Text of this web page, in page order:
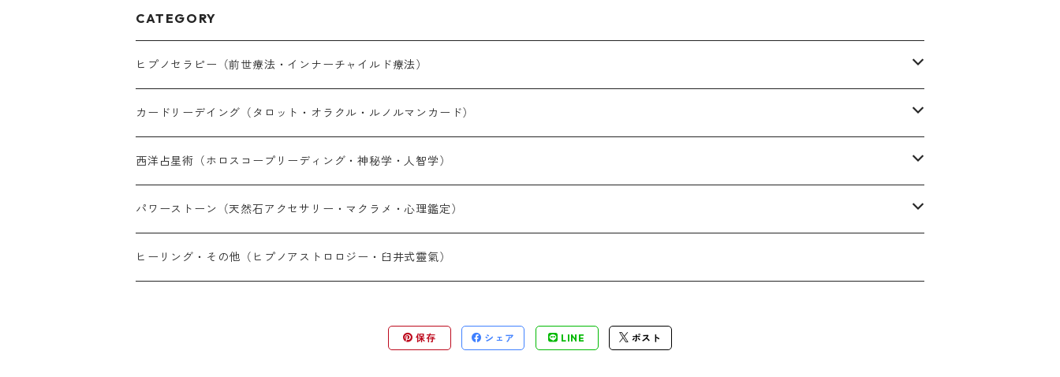
CATEGORY
ヒプノセラピー（前世療法・インナーチャイルド療法）
対面セラピー（完全予約制）
オンラインセラピー（完全予約制）
カードリーデイング（タロット・オラクル・ルノルマンカード）
LINE鑑定（30分単位・予約制）
オンライン通話鑑定（30分単位・予約制）
メール鑑定（PDF納品10〜14日）
西洋占星術（ホロスコープリーディング・神秘学・人智学）
LINE鑑定（30分単位・予約制）
オンライン鑑定（30分単位・予約制）
パワーストーン（天然石アクセサリー・マクラメ・心理鑑定）
天然石アイテム
ヒーリング・その他（ヒプノアストロロジー・臼井式靈氣）
保存 シェア LINE ポスト